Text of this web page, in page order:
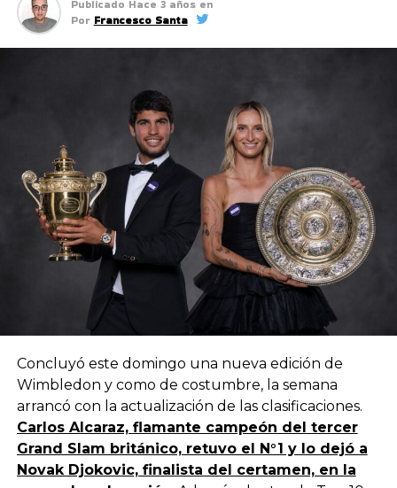
Publicado Hace 3 años en
Por Francesco Santa
Concluyó este domingo una nueva edición de
Wimbledon y como de costumbre, la semana
arrancó con la actualización de las clasificaciones.
Carlos Alcaraz, flamante campeón del tercer
Grand Slam británico, retuvo el N°1 y lo dejó a
Novak Djokovic, finalista del certamen, en la